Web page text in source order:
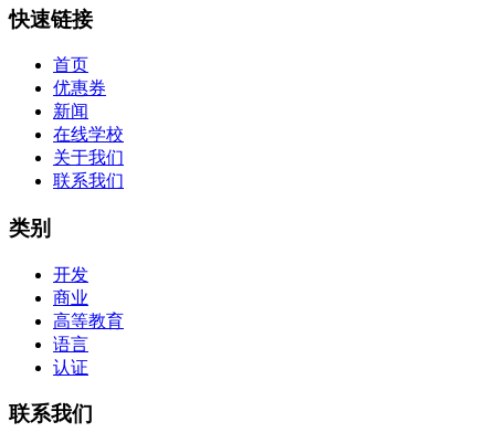
快速链接
首页
优惠券
新闻
在线学校
关于我们
联系我们
类别
开发
商业
高等教育
语言
认证
联系我们